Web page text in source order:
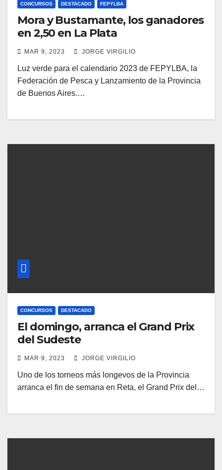
CONCURSOS DESTACADO FEPYLBA
Mora y Bustamante, los ganadores
en 2,50 en La Plata
MAR 9, 2023 JORGE VIRGILIO
Luz verde para el calendario 2023 de FEPYLBA, la
Federación de Pesca y Lanzamiento de la Provincia
de Buenos Aires.…
CONCURSOS DESTACADO
El domingo, arranca el Grand Prix
del Sudeste
MAR 9, 2023 JORGE VIRGILIO
Uno de los torneos más longevos de la Provincia
arranca el fin de semana en Reta, el Grand Prix del…